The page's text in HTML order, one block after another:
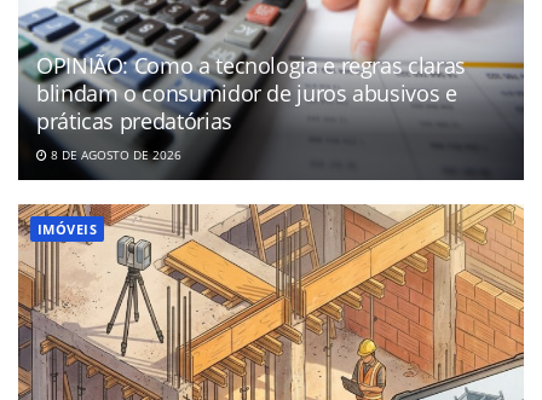
OPINIÃO: Como a tecnologia e regras claras
blindam o consumidor de juros abusivos e
práticas predatórias
8 DE AGOSTO DE 2026
IMÓVEIS